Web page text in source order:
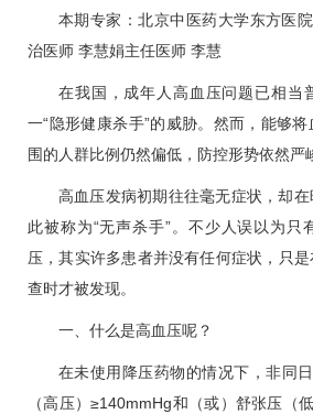
本期专家：北京中医药大学东方医院
治医师 李慧娟主任医师 李慧
在我国，成年人 高血压问题已相当
一“隐形健康杀手”的威胁。然而，能够
围的人群比例仍然偏低，防控形势依然严
高血压发病初期往往毫无症状，却
此被称为“无声杀手”。不少人误以为只
压 ，其实许多患者并没有任何症状，只
查时才被发现。
一、什么是高血压呢？
在未使用降压药物的情况下，非同
（高压）≥140mmHg和（或）舒张压（